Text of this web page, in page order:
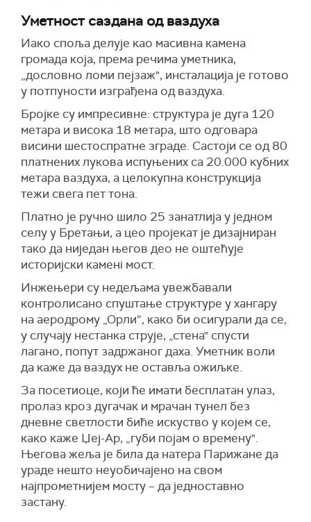
Уметност саздана од ваздуха
Иако споља делује као масивна камена
громада која, према речима уметника,
„дословно ломи пејзаж", инсталација је готово
у потпуности изграђена од ваздуха.
Бројке су импресивне: структура је дуга 120
метара и висока 18 метара, што одговара
висини шестоспратне зграде. Састоји се од 80
платнених лукова испуњених са 20.000 кубних
метара ваздуха, а целокупна конструкција
тежи свега пет тона.
Платно је ручно шило 25 занатлија у једном
селу у Бретањи, а цео пројекат је дизајниран
тако да ниједан његов део не оштећује
историјски каменi мост.
Инжењери су недељама увежбавали
контролисано спуштање структуре у хангару
на аеродрому „Орли“, како би осигурали да се,
у случају нестанка струје, „стена" спусти
лагано, попут задржаног даха. Уметник воли
да каже да ваздух не оставља ожиљке.
За посетиоце, који ће имати бесплатан улаз,
пролаз кроз дугачак и мрачан тунел без
дневне светлости биће искуство у којем се,
како каже Џеј-Ар, „губи појам о времену".
Његова жеља је била да натера Парижане да
ураде нешто неуобичајено на свом
најпрометнијем мосту – да једноставно
застану.